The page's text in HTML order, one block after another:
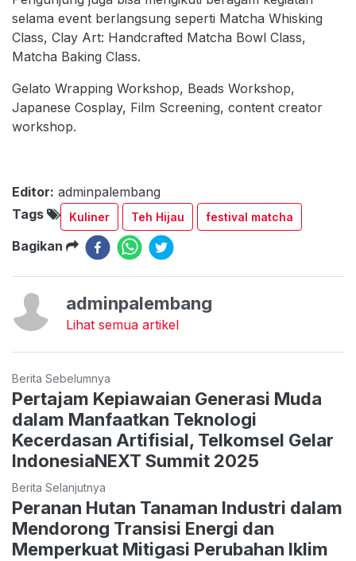
selama event berlangsung seperti Matcha Whisking
Class, Clay Art: Handcrafted Matcha Bowl Class,
Matcha Baking Class.
Gelato Wrapping Workshop, Beads Workshop,
Japanese Cosplay, Film Screening, content creator
workshop.
Editor: adminpalembang
Tags
Kuliner Teh Hijau festival matcha
Bagikan
adminpalembang
Lihat semua artikel
Berita Sebelumnya
Pertajam Kepiawaian Generasi Muda
dalam Manfaatkan Teknologi
Kecerdasan Artifisial, Telkomsel Gelar
IndonesiaNEXT Summit 2025
Berita Selanjutnya
Peranan Hutan Tanaman Industri dalam
Mendorong Transisi Energi dan
Memperkuat Mitigasi Perubahan Iklim